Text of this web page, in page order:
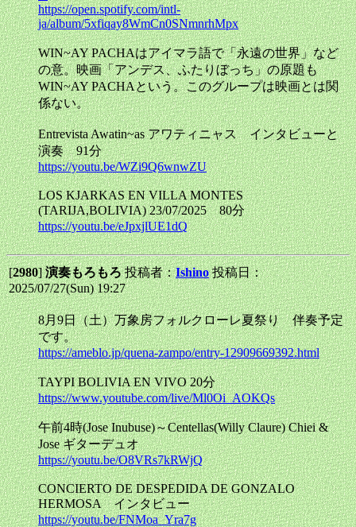
https://open.spotify.com/intl-
ja/album/5xfiqay8WmCn0SNmnrhMpx
WIN~AY PACHAはアイマラ語で「永遠の世界」など
の意。映画「アンデス、ふたりぼっち」の原題も
WIN~AY PACHAという。このグループは映画とは関
係ない。
Entrevista Awatin~as アワティニャス インタビューと
演奏 91分
https://youtu.be/WZi9Q6wnwZU
LOS KJARKAS EN VILLA MONTES
(TARIJA,BOLIVIA) 23/07/2025 80分
https://youtu.be/eJpxjlUE1dQ
[2980]演奏もろもろ投稿者：Ishino 投稿日：
2025/07/27(Sun) 19:27
8月9日（土）万象房フォルクローレ夏祭り 伴奏予定
です。
https://ameblo.jp/quena-zampo/entry-12909669392.html
TAYPI BOLIVIA EN VIVO 20分
https://www.youtube.com/live/Ml0Oi_AOKQs
午前4時(Jose Inubuse)～Centellas(Willy Claure) Chiei &
Jose ギターデュオ
https://youtu.be/O8VRs7kRWjQ
CONCIERTO DE DESPEDIDA DE GONZALO
HERMOSA インタビュー
https://youtu.be/FNMoa_Yra7g